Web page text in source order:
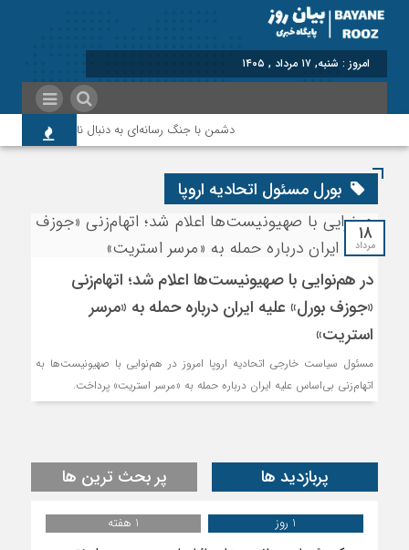
امروز : شنبه, ۱۷ مرداد , ۱۴۰۵
دشمن با جنگ رسانه‌ای به دنبال نابودی امید و
بورل مسئول اتحادیه اروپا
۱۸
مرداد
در هم‌نوایی با صهیونیست‌ها اعلام شد؛ اتهام‌زنی
«جوزف بورل» علیه ایران درباره حمله به «مرسر
استریت»
مسئول سیاست خارجی اتحادیه اروپا امروز در هم‌نوایی با صهیونیست‌ها به
اتهام‌زنی بی‌اساس علیه ایران درباره حمله به «مرسر استریت» پرداخت.
پربازدید ها پر بحث ترین ها
1 روز
1 هفته